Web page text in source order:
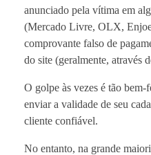
anunciado pela vítima em
(Mercado Livre, OLX,
comprovante falso de
do site (geralmente, através
O golpe às vezes é tão
enviar a validade de seu
cliente confiável.
No entanto, na grande